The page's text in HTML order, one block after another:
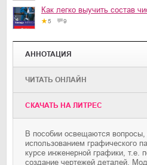
Как легко выучить состав
5 9
АННОТАЦИЯ
ЧИТАТЬ ОНЛАЙН
CКАЧАТЬ НА ЛИТРЕС
В пособии освещаются вопросы,
использованием графического
курсе инженерной графики, т.е.
создание чертежей деталей. Моделирование начинается с